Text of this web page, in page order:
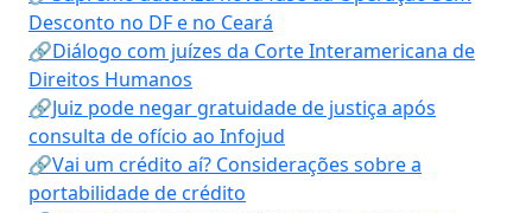
Desconto no DF e no Ceará
🔗Diálogo com juízes da Corte Interamericana de
Direitos Humanos
🔗Juiz pode negar gratuidade de justiça após
consulta de ofício ao Infojud
🔗Vai um crédito aí? Considerações sobre a
portabilidade de crédito